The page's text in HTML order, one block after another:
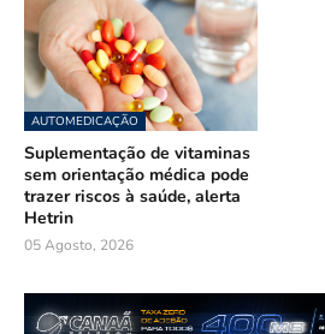
AUTOMEDICAÇÃO
Suplementação de vitaminas
sem orientação médica pode
trazer riscos à saúde, alerta
Hetrin
05 Agosto, 2026